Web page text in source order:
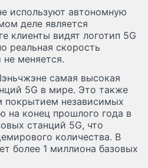
используют автономную
деле является
клиенты видят логотип 5G
реальная скорость
не меняется.
самая высокая
5G в мире. Это также
покрытием независимых
на конец прошлого года в
станций 5G, что
количества. В
более 1 миллиона базовых